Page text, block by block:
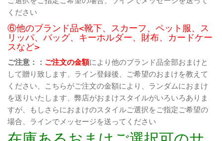
ください
⑥他のブランド品<靴下、スカーフ、ペット服、ス
リッパ、バッグ、キーホルダー、財布、カードケー
スなど>
ご注意：： ご注文の金額により他のブランド品全部おまけと
して贈り致します、ライン登録後、ご希望のおまけを教えて
ください、こちらがご注文の金額により、ランダムにおまけ
を送りいたします、弊店がおまけスタイルがいろいろありま
すが、もしさらにおまけのスタイルご選択をご指定ご希望の
場合、ラインでメッセージを送ってください